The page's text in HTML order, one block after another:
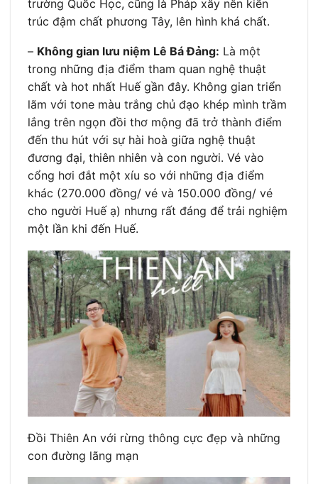
trường Quốc Học, cũng là Pháp xây nên kiến
trúc đậm chất phương Tây, lên hình khá chất.
– Không gian lưu niệm Lê Bá Đảng: Là một
trong những địa điểm tham quan nghệ thuật
chất và hot nhất Huế gần đây. Không gian triển
lãm với tone màu trắng chủ đạo khép mình trầm
lắng trên ngọn đồi thơ mộng đã trở thành điểm
đến thu hút với sự hài hoà giữa nghệ thuật
đương đại, thiên nhiên và con người. Vé vào
cổng hơi đắt một xíu so với những địa điểm
khác (270.000 đồng/ vé và 150.000 đồng/ vé
cho người Huế ạ) nhưng rất đáng để trải nghiệm
một lần khi đến Huế.
Đồi Thiên An với rừng thông cực đẹp và những
con đường lãng mạn